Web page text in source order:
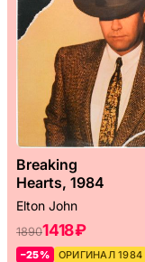
Breaking
Hearts, 1984
Elton John
18901418 ₽
–25% ОРИГИНАЛ 1984